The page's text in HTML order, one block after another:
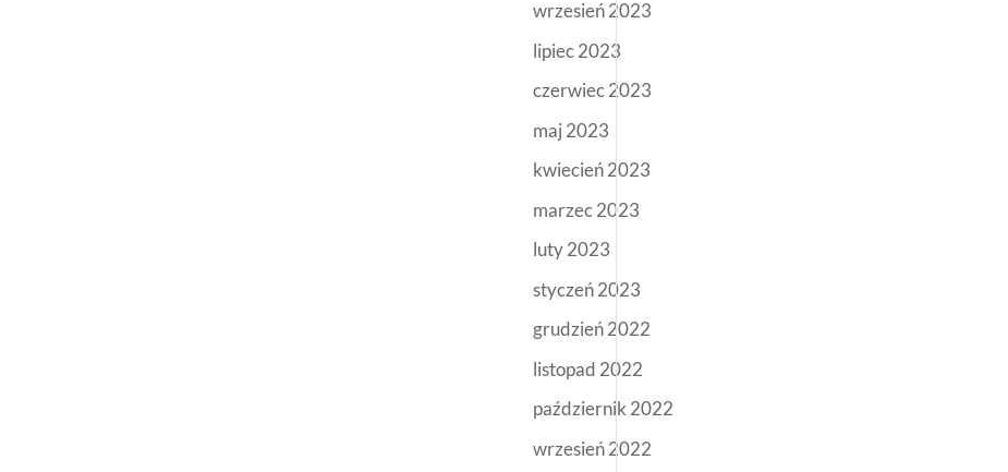
wrzesień 2023
lipiec 2023
czerwiec 2023
maj 2023
kwiecień 2023
marzec 2023
luty 2023
styczeń 2023
grudzień 2022
listopad 2022
październik 2022
wrzesień 2022